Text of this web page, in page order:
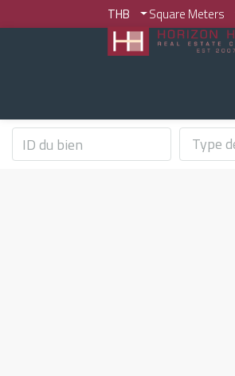
THB Square Meters
Type